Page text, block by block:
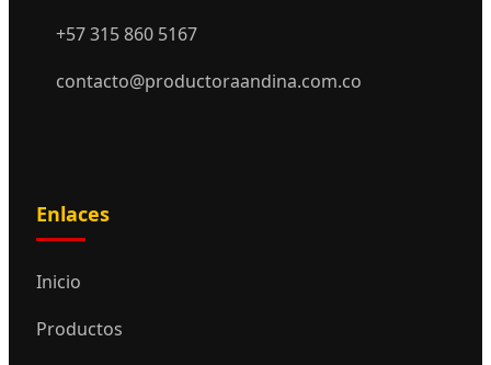
+57 315 860 5167
contacto@productoraandina.com.co
Enlaces
Inicio
Productos